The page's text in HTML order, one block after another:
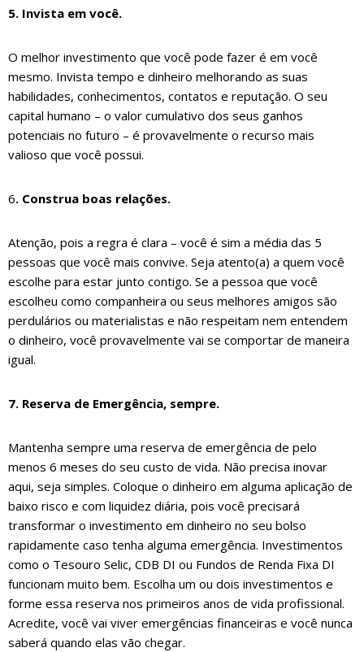
5. Invista em você.
O melhor investimento que você pode fazer é em você
mesmo. Invista tempo e dinheiro melhorando as suas
habilidades, conhecimentos, contatos e reputação. O seu
capital humano – o valor cumulativo dos seus ganhos
potenciais no futuro – é provavelmente o recurso mais
valioso que você possui.
6. Construa boas relações.
Atenção, pois a regra é clara – você é sim a média das 5
pessoas que você mais convive. Seja atento(a) a quem você
escolhe para estar junto contigo. Se a pessoa que você
escolheu como companheira ou seus melhores amigos são
perdulários ou materialistas e não respeitam nem entendem
o dinheiro, você provavelmente vai se comportar de maneira
igual.
7. Reserva de Emergência, sempre.
Mantenha sempre uma reserva de emergência de pelo
menos 6 meses do seu custo de vida. Não precisa inovar
aqui, seja simples. Coloque o dinheiro em alguma aplicação de
baixo risco e com liquidez diária, pois você precisará
transformar o investimento em dinheiro no seu bolso
rapidamente caso tenha alguma emergência. Investimentos
como o Tesouro Selic, CDB DI ou Fundos de Renda Fixa DI
funcionam muito bem. Escolha um ou dois investimentos e
forme essa reserva nos primeiros anos de vida profissional.
Acredite, você vai viver emergências financeiras e você nunca
saberá quando elas vão chegar.